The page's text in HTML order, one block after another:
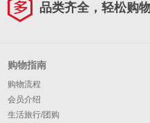
品类齐全，轻松购
购物指南
购物流程
会员介绍
生活旅行/团购